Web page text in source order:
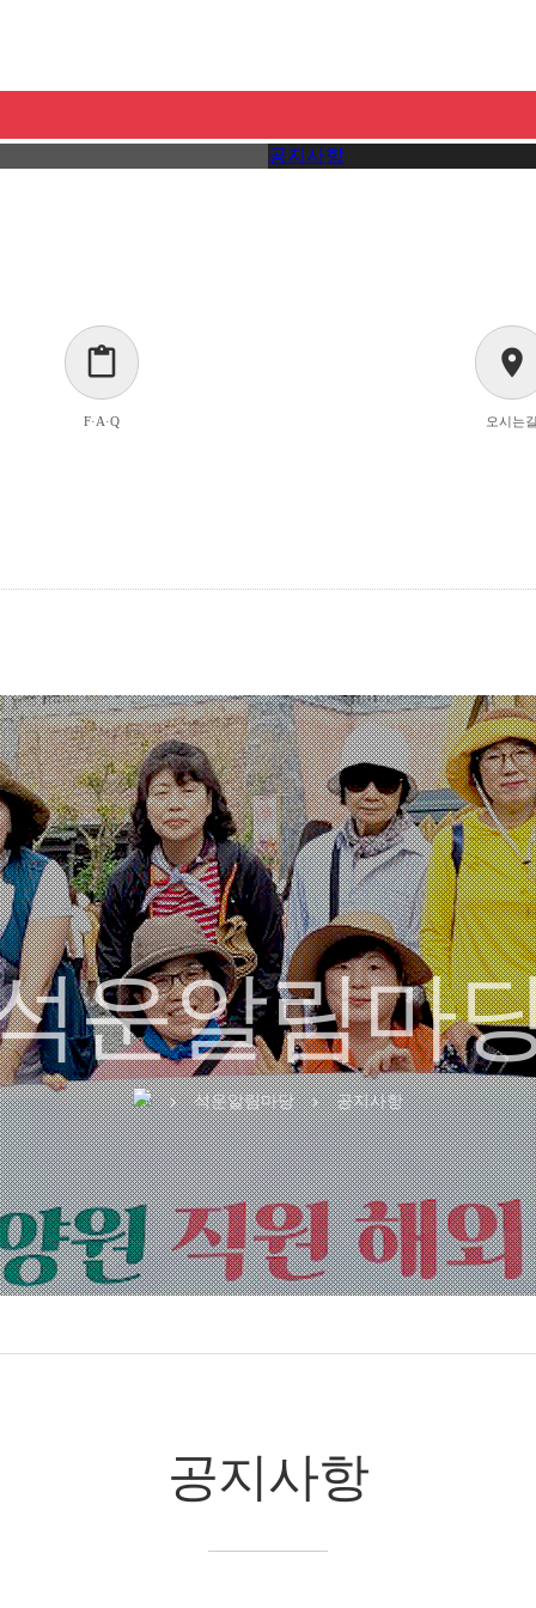
공지사항
content_paste
F·A·Q
location_on
오시는
운알림마
chevron_right 석운알림마당 chevron_right 공지사항
공지사항